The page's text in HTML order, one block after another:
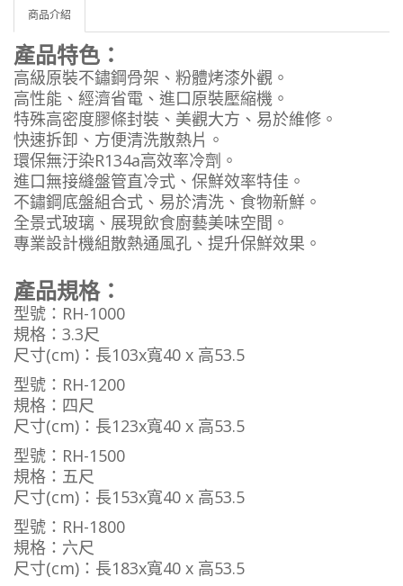
商品介紹
產品特色：
高級原裝不鏽鋼骨架、粉體烤漆外觀。
高性能、經濟省電、進口原裝壓縮機。
特殊高密度膠條封裝、美觀大方、易於維修。
快速拆卸、方便清洗散熱片。
環保無汙染R134a高效率冷劑。
進口無接縫盤管直冷式、保鮮效率特佳。
不鏽鋼底盤組合式、易於清洗、食物新鮮。
全景式玻璃、展現飲食廚藝美味空間。
專業設計機組散熱通風孔、提升保鮮效果。
產品規格：
型號：RH-1000
規格 ： 3.3尺
尺寸(cm) ： 長103x寬40 x 高53.5
型號：RH-1200
規格 ： 四尺
尺寸(cm) ： 長123x寬40 x 高53.5
型號：RH-1500
規格 ： 五尺
尺寸(cm) ： 長153x寬40 x 高53.5
型號：RH-1800
規格 ： 六尺
尺寸(cm) ： 長183x寬40 x 高53.5